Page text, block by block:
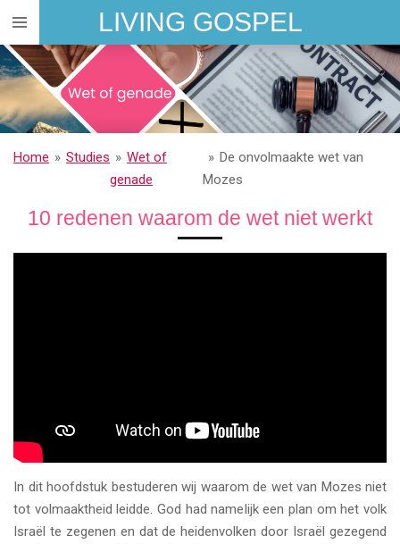
Ga
direct
naar
de
hoofdinhoud
LIVING GOSPEL
Home » Studies » Wet of
genade
» De onvolmaakte wet van
Mozes
10 redenen waarom de wet niet werkt
In dit hoofdstuk bestuderen wij waarom de wet van Mozes niet
tot volmaaktheid leidde. God had namelijk een plan om het volk
Israël te zegenen en dat de heidenvolken door Israël gezegend